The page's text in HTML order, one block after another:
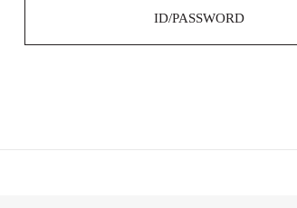
ID/PASSWORD